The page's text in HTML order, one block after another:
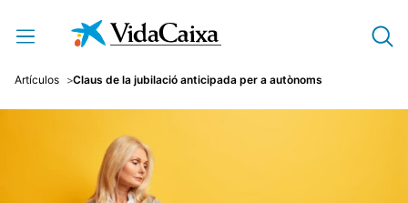
Salta al contingut principal
Artículos Claus de la jubilació anticipada per a autònoms